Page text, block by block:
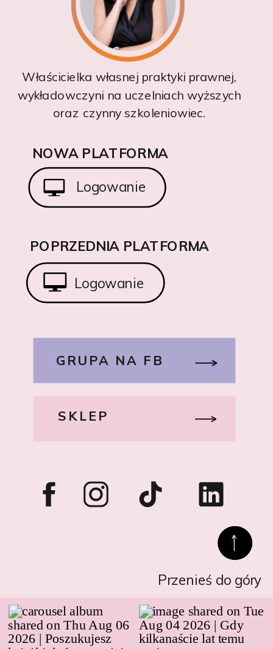
GRUPA NA FB
SKLEP
Właścicielka własnej praktyki prawnej,
wykładowczyni na uczelniach wyższych
oraz czynny szkoleniowiec.
Przenieś do góry
Logowanie
NOWA PLATFORMA
Logowanie
POPRZEDNIA PLATFORMA